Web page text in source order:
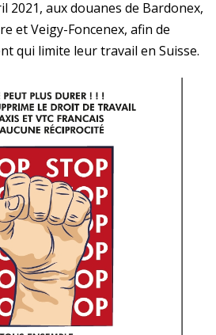
2021, aux douanes de Bardonex,
et Veigy-Foncenex, afin de
qui limite leur travail en Suisse.